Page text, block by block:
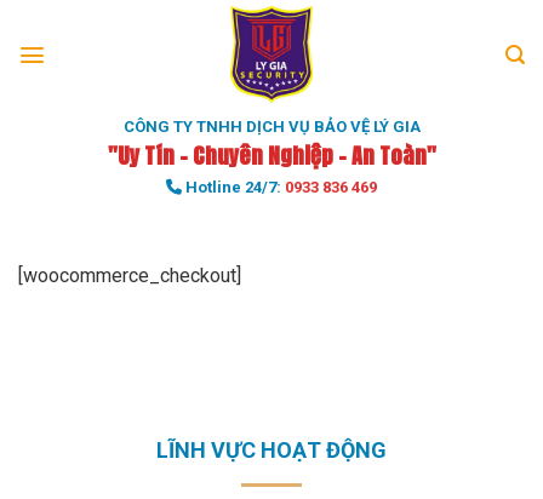
CÔNG TY TNHH DỊCH VỤ BẢO VỆ LÝ GIA
"Uy Tín - Chuyên Nghiệp - An Toàn"
Hotline 24/7: 0933 836 469
[woocommerce_checkout]
LĨNH VỰC HOẠT ĐỘNG